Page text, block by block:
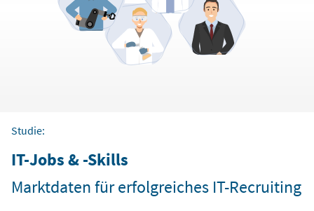
Studie:
IT-Jobs & -Skills
Marktdaten für erfolgreiches IT-Recruiting